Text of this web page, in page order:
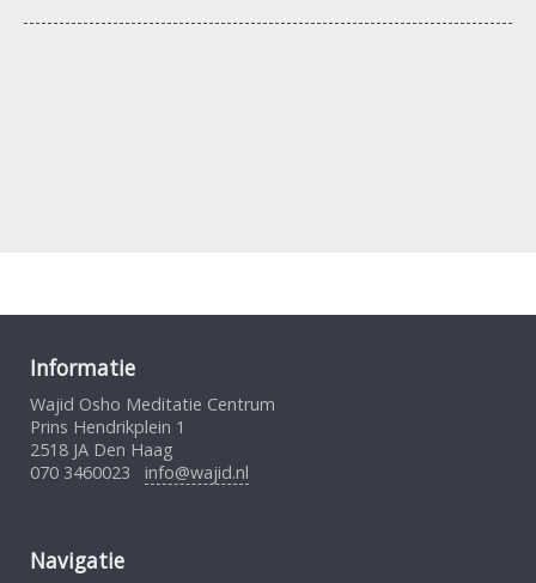
Informatie
Wajid Osho Meditatie Centrum
Prins Hendrikplein 1
2518 JA Den Haag
070 3460023 info@wajid.nl
Navigatie